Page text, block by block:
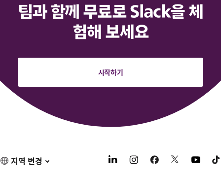
팀과 함께 무료로 Slack을 체
험해 보세요
시작하기
지역 변경